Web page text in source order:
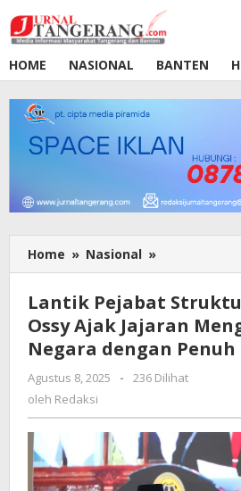
ke
konten
HOME
NASIONAL BANTEN
Home » Nasional »
Pejabat
Wamen
Ossy
Ajak
Mengabdi
Negara
dengan
Penuh
Dedikasi
Lantik Pejabat
Ossy Ajak Jajaran
Negara dengan Penuh
Agustus 8, 2025
oleh
-
236 Dilihat
oleh Redaksi